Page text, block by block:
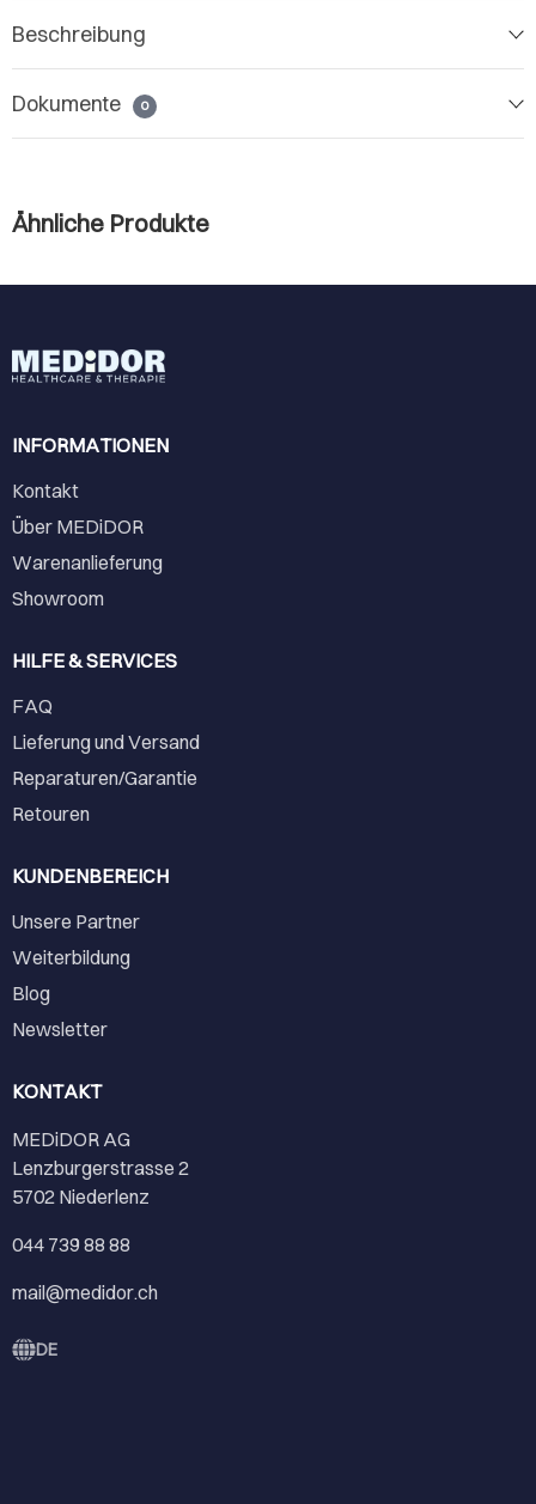
Beschreibung
Dokumente 0
Ähnliche Produkte
INFORMATIONEN
Kontakt
Über MEDiDOR
Warenanlieferung
Showroom
HILFE & SERVICES
FAQ
Lieferung und Versand
Reparaturen/Garantie
Retouren
KUNDENBEREICH
Unsere Partner
Weiterbildung
Blog
Newsletter
KONTAKT
MEDiDOR AG
Lenzburgerstrasse 2
5702 Niederlenz
044 739 88 88
mail@medidor.ch
DE